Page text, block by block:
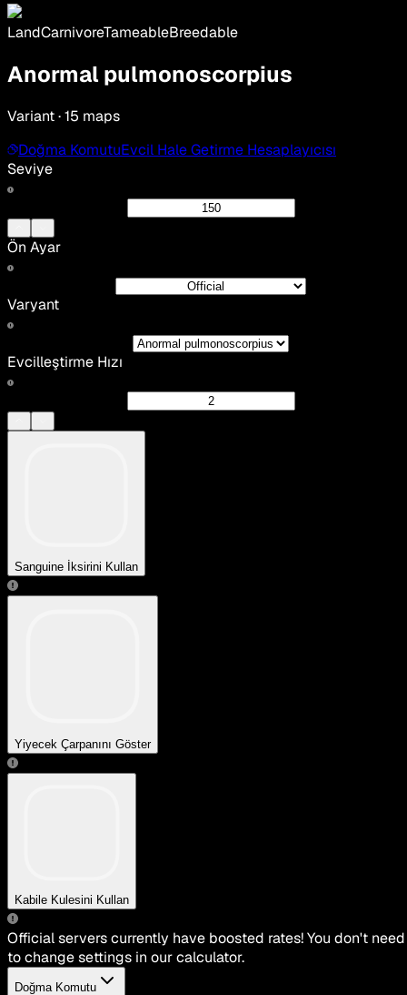
LandCarnivoreTameableBreedable
Anormal pulmonoscorpius
Variant · 15 maps
Doğma KomutuEvcil Hale Getirme Hesaplayıcısı
Seviye
Ön Ayar
Varyant
Evcilleştirme Hızı
Sanguine İksirini Kullan
Yiyecek Çarpanını Göster
Kabile Kulesini Kullan
Official servers currently have boosted rates! You don't need
to change settings in our calculator.
Doğma Komutu